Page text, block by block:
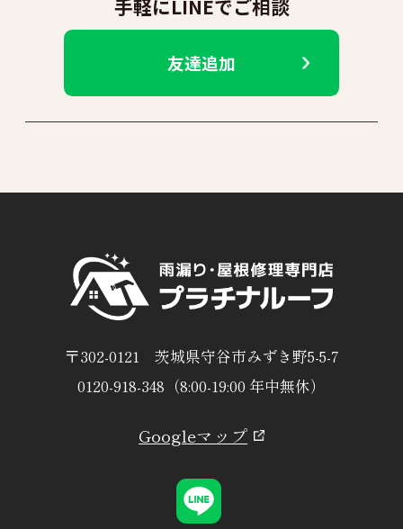
手軽にLINEでご相談
友達追加
〒302-0121 茨城県守谷市みずき野5-5-7
0120-918-348（8:00-19:00 年中無休）
Googleマップ